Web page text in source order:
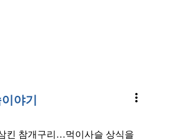
야기 more_vert
킨 참개구리…먹이사슬 상식을